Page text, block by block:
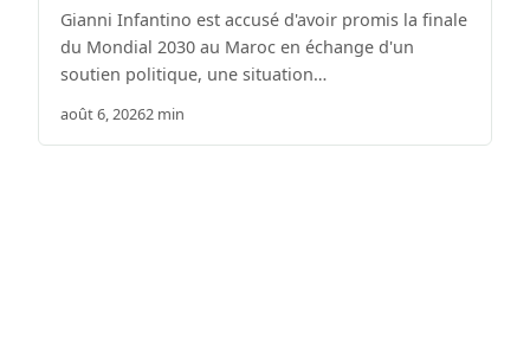
Gianni Infantino est accusé d'avoir promis la finale
du Mondial 2030 au Maroc en échange d'un
soutien politique, une situation…
août 6, 20262 min